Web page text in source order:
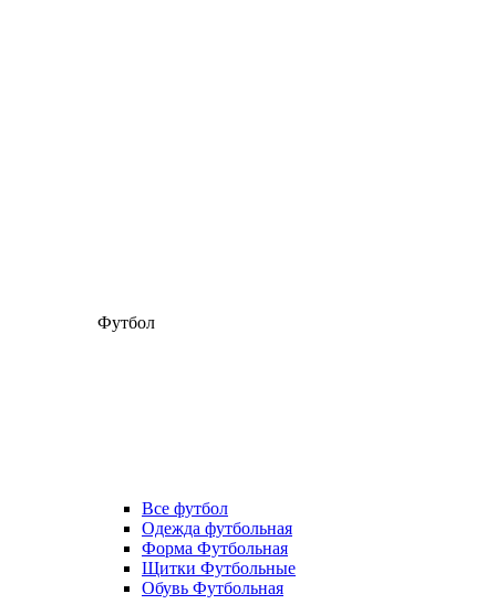
Футбол
Все футбол
Одежда футбольная
Форма Футбольная
Щитки Футбольные
Обувь Футбольная